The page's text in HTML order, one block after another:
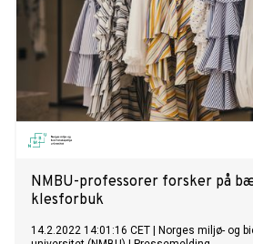
NMBU-professorer forsker på
klesforbuk
14.2.2022 14:01:16 CET
Norges miljø- og